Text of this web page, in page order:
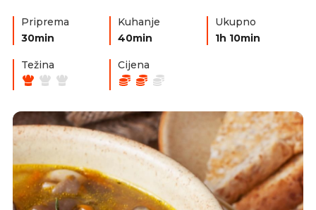
Priprema
30min
Kuhanje
40min
Ukupno
1h 10min
Težina Cijena